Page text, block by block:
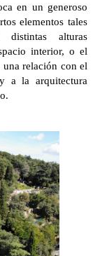
en un generoso
elementos tales
alturas
interior, o el
relación con el
a la arquitectura